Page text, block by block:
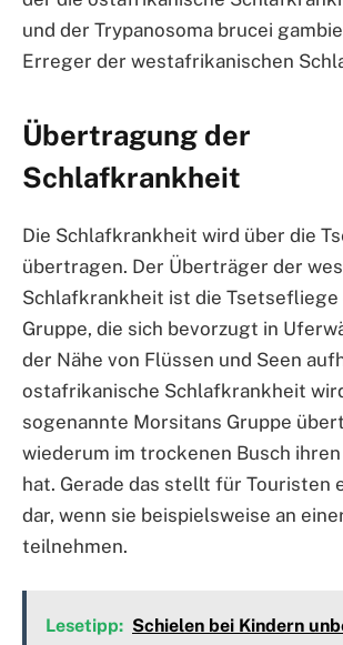
und der Trypanosoma brucei
Erreger der westafrikanischen
Übertragung der
Schlafkrankheit
Die Schlafkrankheit wird über die
übertragen. Der Überträger der
Schlafkrankheit ist die Tsetsefliege
Gruppe, die sich bevorzugt in
der Nähe von Flüssen und Seen
ostafrikanische Schlafkrankheit
sogenannte Morsitans Gruppe
wiederum im trockenen Busch
hat. Gerade das stellt für Touristen
dar, wenn sie beispielsweise an
teilnehmen.
Lesetipp: Schielen bei Kindern